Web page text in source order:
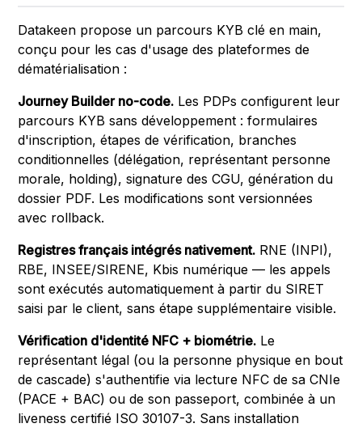
Datakeen propose un parcours KYB clé en main,
conçu pour les cas d'usage des plateformes de
dématérialisation :
Journey Builder no-code. Les PDPs configurent leur
parcours KYB sans développement : formulaires
d'inscription, étapes de vérification, branches
conditionnelles (délégation, représentant personne
morale, holding), signature des CGU, génération du
dossier PDF. Les modifications sont versionnées
avec rollback.
Registres français intégrés nativement. RNE (INPI),
RBE, INSEE/SIRENE, Kbis numérique — les appels
sont exécutés automatiquement à partir du SIRET
saisi par le client, sans étape supplémentaire visible.
Vérification d'identité NFC + biométrie. Le
représentant légal (ou la personne physique en bout
de cascade) s'authentifie via lecture NFC de sa CNIe
(PACE + BAC) ou de son passeport, combinée à un
liveness certifié ISO 30107-3. Sans installation